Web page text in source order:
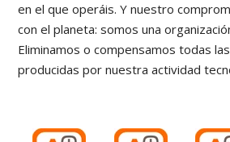
en el que operáis. Y nuestro
con el planeta: somos una
Eliminamos o compensamos todas
producidas por nuestra actividad